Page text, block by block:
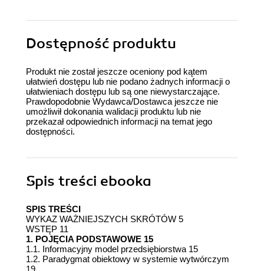
Dostępność produktu
Produkt nie został jeszcze oceniony pod kątem
ułatwień dostępu lub nie podano żadnych informacji o
ułatwieniach dostępu lub są one niewystarczające.
Prawdopodobnie Wydawca/Dostawca jeszcze nie
umożliwił dokonania walidacji produktu lub nie
przekazał odpowiednich informacji na temat jego
dostępności.
Spis treści ebooka
SPIS TREŚCI
WYKAZ WAŻNIEJSZYCH SKRÓTÓW 5
WSTĘP 11
1. POJĘCIA PODSTAWOWE 15
1.1. Informacyjny model przedsiębiorstwa 15
1.2. Paradygmat obiektowy w systemie wytwórczym